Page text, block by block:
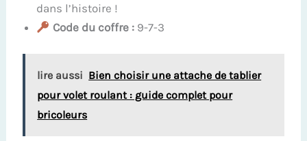
dans l’histoire !
Code du coffre :9-7-3
lire aussi Bien choisir une attache de tablier
pour volet roulant : guide complet pour
bricoleurs